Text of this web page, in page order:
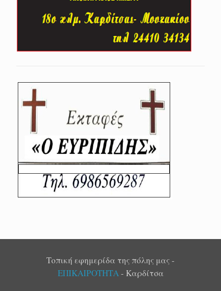
Τοπική εφημερίδα της πόλης μας -
ΕΠΙΚΑΙΡΟΤΗΤΑ - Καρδίτσα